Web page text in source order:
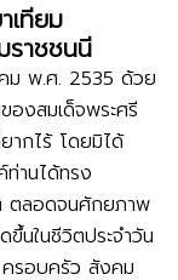
เทียม
ราชชนนี
คม พ.ศ. 2535 ด้วย
งสมเด็จพระศรี
ากไร้ โดยมิได้
านได้ทรง
ตลอดจนศักยภาพ
นในชีวิตประจำวัน
รอบครัว สังคม